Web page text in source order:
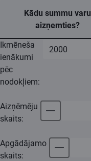
Kādu summu varu
aizņemties?
Ikmēneša
ienākumi
pēc
nodokļiem:
Aizņēmēju
skaits:
Apgādājamo
skaits: